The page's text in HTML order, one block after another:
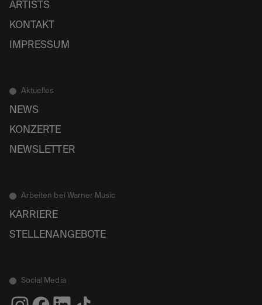
ARTISTS
KONTAKT
IMPRESSUM
Aktuelles
NEWS
KONZERTE
NEWSLETTER
Arbeiten bei Warner Music
KARRIERE
STELLENANGEBOTE
Social Media